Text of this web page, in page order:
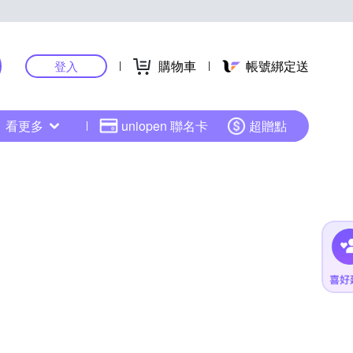
登入 購物車 帳號綁定送
看更多 uniopen 聯名卡 超贈點